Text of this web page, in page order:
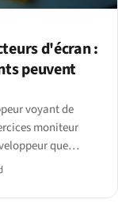
d'écran :
peuvent
voyant de
moniteur
que
sur le temps